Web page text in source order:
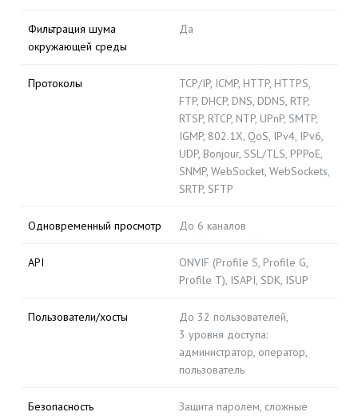
Фильтрация шума
окружающей среды
Да
Протоколы
TCP/IP, ICMP, HTTP, HTTPS,
FTP, DHCP, DNS, DDNS, RTP,
RTSP, RTCP, NTP, UPnP, SMTP,
IGMP, 802.1X, QoS, IPv4, IPv6,
UDP, Bonjour, SSL/TLS, PPPoE,
SNMP, WebSocket, WebSockets,
SRTP, SFTP
Одновременный просмотр До 6 каналов
API
ONVIF (Profile S, Profile G,
Profile T), ISAPI, SDK, ISUP
Пользователи/хосты
До 32 пользователей,
3 уровня доступа:
администратор, оператор,
пользователь
Безопасность
Защита паролем, сложные